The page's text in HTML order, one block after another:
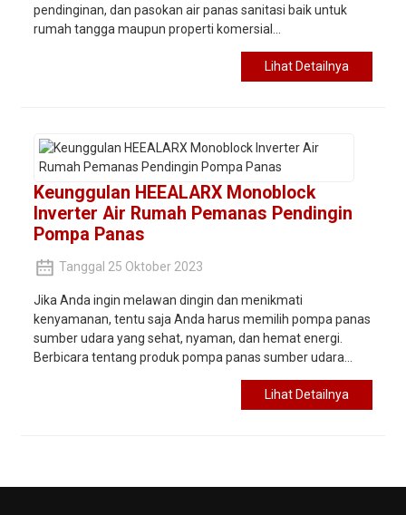
pendinginan, dan pasokan air panas sanitasi baik untuk
rumah tangga maupun properti komersial...
Lihat Detailnya
Keunggulan HEEALARX Monoblock
Inverter Air Rumah Pemanas Pendingin
Pompa Panas
Tanggal 25 Oktober 2023
Jika Anda ingin melawan dingin dan menikmati
kenyamanan, tentu saja Anda harus memilih pompa panas
sumber udara yang sehat, nyaman, dan hemat energi.
Berbicara tentang produk pompa panas sumber udara...
Lihat Detailnya